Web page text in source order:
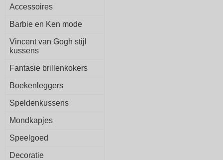
Accessoires
Barbie en Ken mode
Vincent van Gogh stijl
kussens
Fantasie brillenkokers
Boekenleggers
Speldenkussens
Mondkapjes
Speelgoed
Decoratie